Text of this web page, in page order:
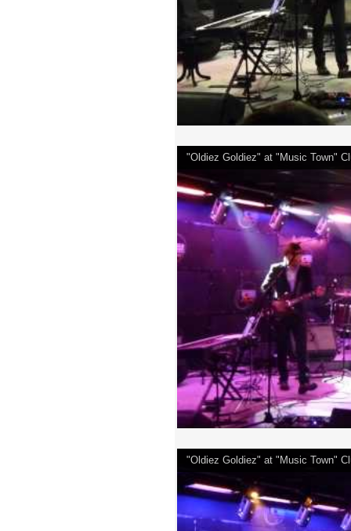
"Oldiez Goldiez" at "Music Town"
"Oldiez Goldiez" at "Music Town"